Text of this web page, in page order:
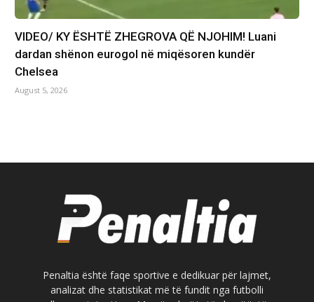
VIDEO/ KY ËSHTË ZHEGROVA QË NJOHIM! Luani
dardan shënon eurogol në miqësoren kundër
Chelsea
August 5, 2026
Penaltia është faqe sportive e dedikuar për lajmet,
analizat dhe statistikat më të fundit nga futbolli